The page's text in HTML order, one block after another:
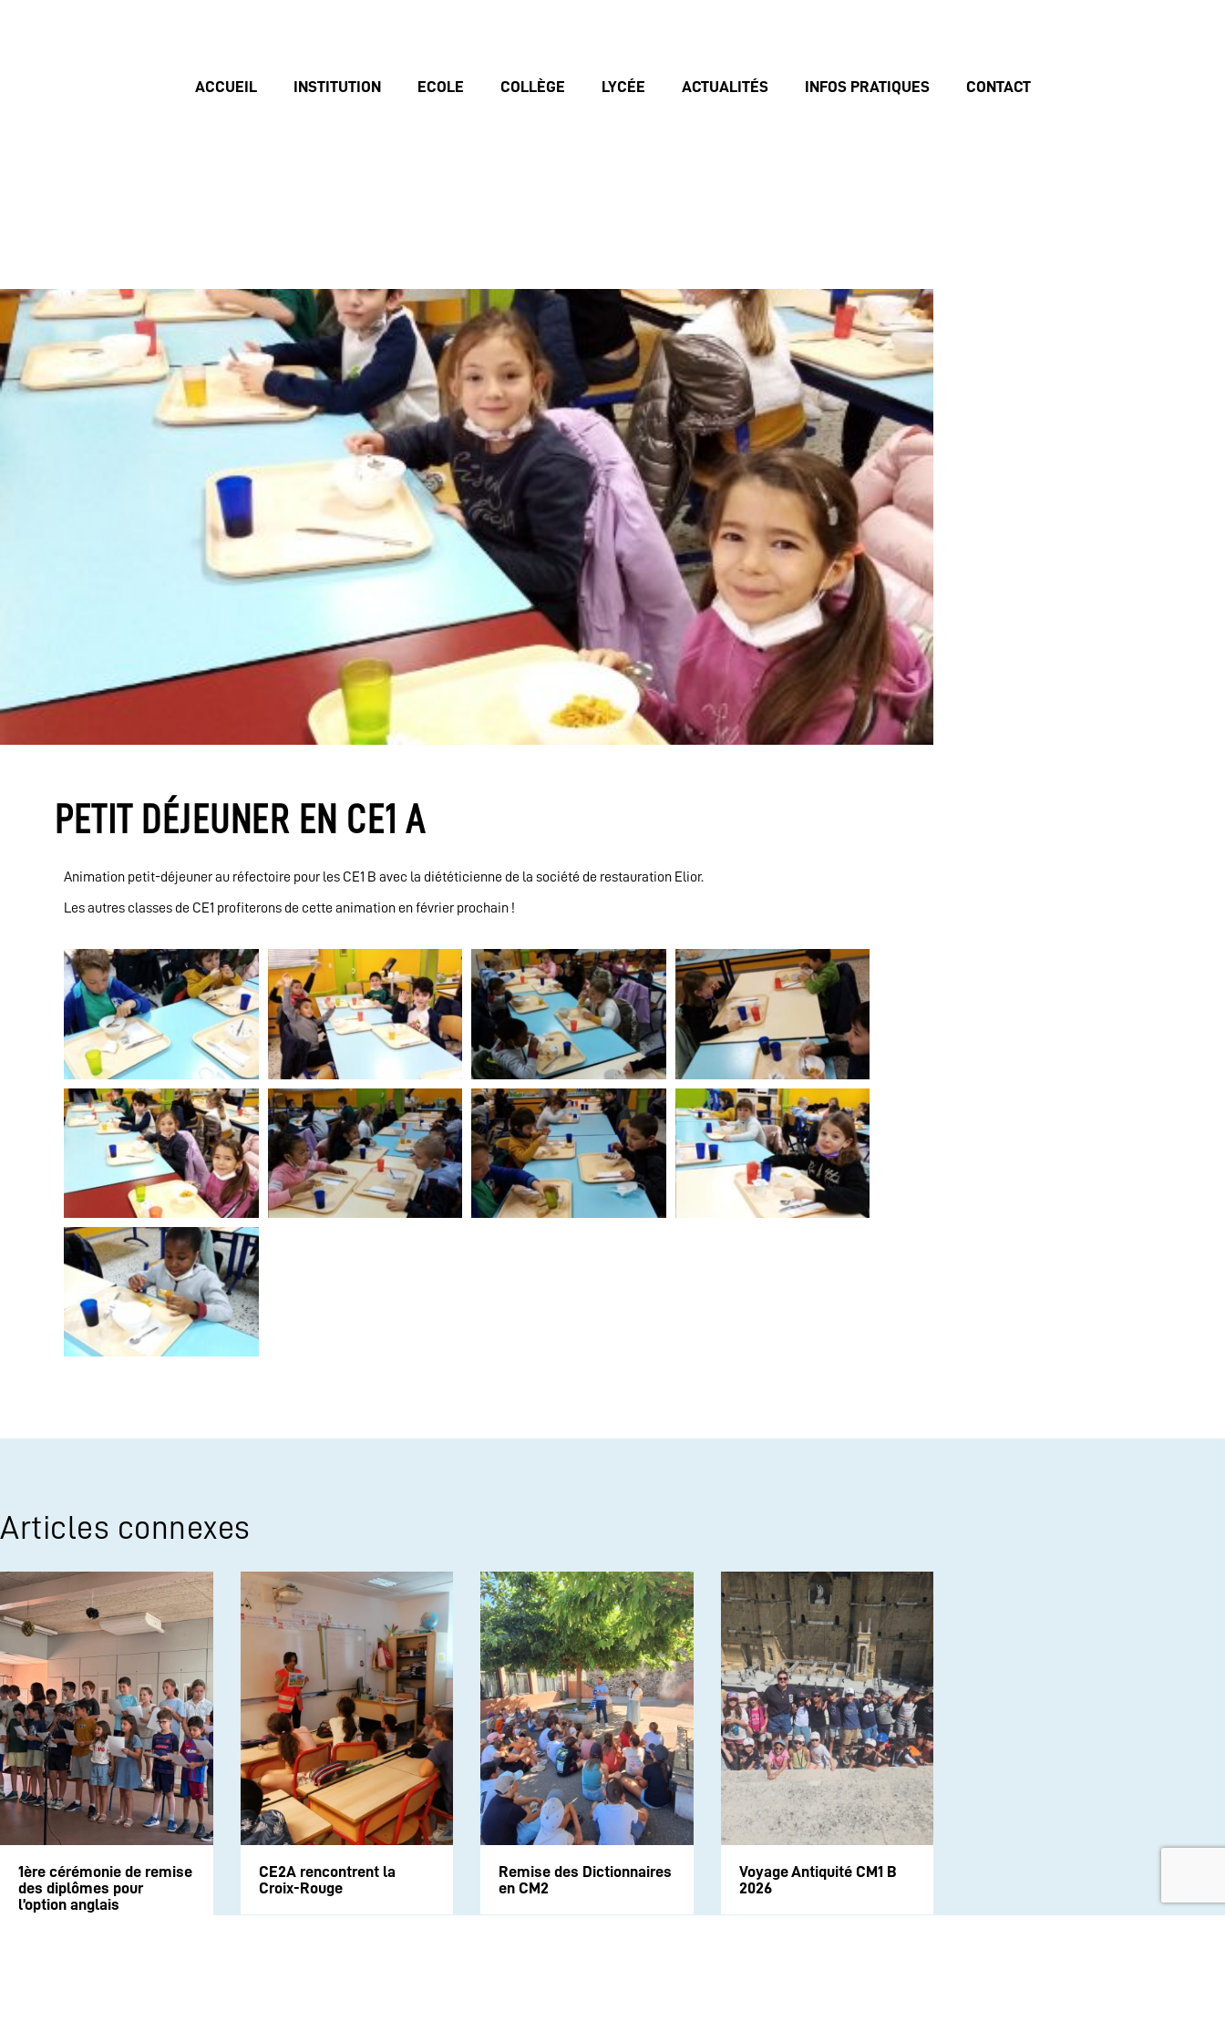
ACCUEIL INSTITUTION ECOLE COLLÈGE LYCÉE ACTUALITÉS INFOS PRATIQUES CONTACT
PETIT DÉJEUNER EN CE1 A
Animation petit-déjeuner au réfectoire pour les CE1 B avec la diététicienne de la société de restauration Elior.
Les autres classes de CE1 profiterons de cette animation en février prochain !
Articles connexes
1ère cérémonie de remise
des diplômes pour
l’option anglais
CE2A rencontrent la
Croix-Rouge
Remise des Dictionnaires
en CM2
Voyage Antiquité CM1 B
2026